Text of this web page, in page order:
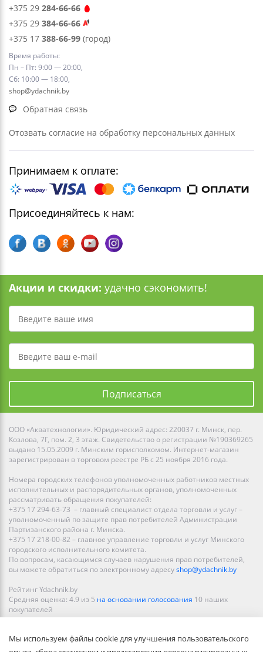
+375 29 284-66-66
+375 29 384-66-66
+375 17 388-66-99 (город)
Время работы:
Пн – Пт: 9:00 — 20:00,
Сб: 10:00 — 18:00,
shop@ydachnik.by
Обратная связь
Отозвать согласие на обработку персональных данных
Принимаем к оплате:
Присоединяйтесь к нам:
Акции и скидки: удачно сэкономить!
Подписаться
ООО «Акватехнологии». Юридический адрес: 220037 г. Минск, пер.
Козлова, 7Г, пом. 2, 3 этаж. Свидетельство о регистрации №190369265
выдано 15.05.2009 г. Минским горисполкомом. Интернет-магазин
зарегистрирован в торговом реестре РБ с 25 ноября 2016 года.
Номера городских телефонов уполномоченных работников местных
исполнительных и распорядительных органов, уполномоченных
рассматривать обращения покупателей:
+375 17 294-63-73 – главный специалист отдела торговли и услуг –
уполномоченный по защите прав потребителей Администрации
Партизанского района г. Минска.
+375 17 218-00-82 – главное управление торговли и услуг Минского
городского исполнительного комитета.
По вопросам, касающимся случаев нарушения прав потребителей,
вы можете обратиться по электронному адресуshop@ydachnik.by
Рейтинг Ydachnik.by
Средняя оценка: 4.9 из 5 на основании голосования 10 наших
покупателей
Гродно, Могилеве, Бобруйске, Барановичах, Молодечно,
Новополоцке, Пинске, Солигорске. При заказе в интернет-магазине
Мы используем файлы cookie для улучшения пользовательского